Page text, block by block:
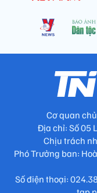
Cơ quan
Địa chỉ: Số 05
Chịu trách
Phó Trưởng ban:
Số điện thoại: